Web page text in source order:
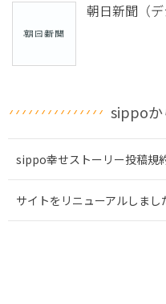
朝日新聞（デ
sippoか
sippo幸せストーリー投稿規
サイトをリニューアルしまし